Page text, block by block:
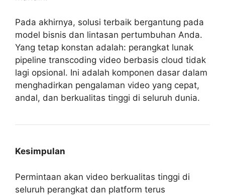
Pada akhirnya, solusi terbaik bergantung pada
model bisnis dan lintasan pertumbuhan Anda.
Yang tetap konstan adalah: perangkat lunak
pipeline transcoding video berbasis cloud tidak
lagi opsional. Ini adalah komponen dasar dalam
menghadirkan pengalaman video yang cepat,
andal, dan berkualitas tinggi di seluruh dunia.
Kesimpulan
Permintaan akan video berkualitas tinggi di
seluruh perangkat dan platform terus